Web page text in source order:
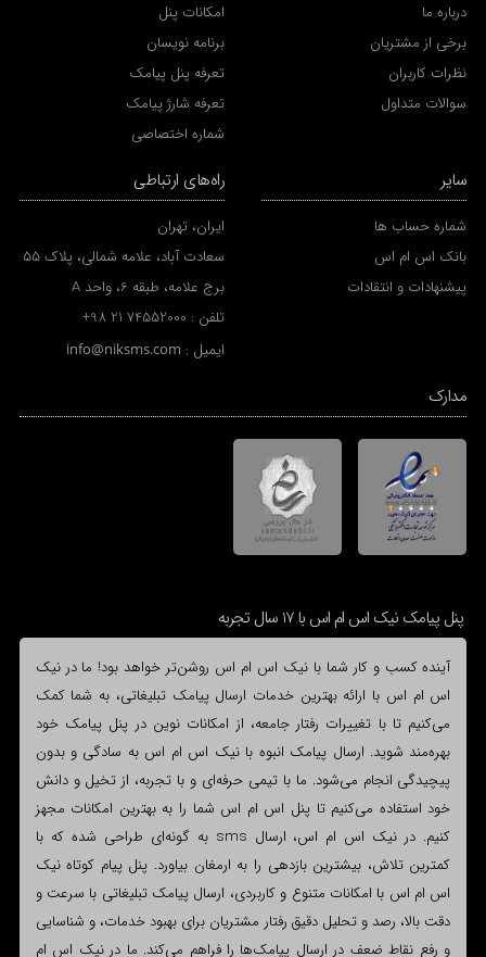
درباره ما
برخی از مشتریان
نظرات کاربران
سوالات متداول
امکانات پنل
برنامه نویسان
تعرفه پنل پیامک
تعرفه شارژ پیامک
شماره اختصاصی
سایر
شماره حساب ها
بانک اس ام اس
پیشنهادات و انتقادات
راه‌های ارتباطی
ایران، تهران
سعادت آباد، علامه شمالی، پلاک 55
برج علامه، طبقه 6، واحد A
تلفن : +98 21 74552000
ایمیل : info@niksms.com
مدارک
پنل پیامک نیک اس ام اس با 17 سال تجربه
آینده کسب و کار شما با نیک اس ام اس روشن‌تر خواهد بود! ما در نیک
اس ام اس با ارائه بهترین خدمات ارسال پیامک تبلیغاتی، به شما کمک
می‌کنیم تا با تغییرات رفتار جامعه، از امکانات نوین در پنل پیامک خود
بهره‌مند شوید. ارسال پیامک انبوه با نیک اس ام اس به سادگی و بدون
پیچیدگی انجام می‌شود. ما با تیمی حرفه‌ای و با تجربه، از تخیل و دانش
خود استفاده می‌کنیم تا پنل اس ام اس شما را به بهترین امکانات مجهز
کنیم. در نیک اس ام اس، ارسال sms به گونه‌ای طراحی شده که با
کمترین تلاش، بیشترین بازدهی را به ارمغان بیاورد. پنل پیام کوتاه نیک
اس ام اس با امکانات متنوع و کاربردی، ارسال پیامک تبلیغاتی با سرعت و
دقت بالا، رصد و تحلیل دقیق رفتار مشتریان برای بهبود خدمات، و شناسایی
و رفع نقاط ضعف در ارسال پیامک‌ها را فراهم می‌کند. ما در نیک اس ام